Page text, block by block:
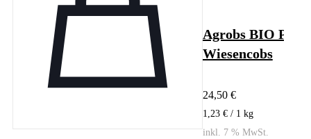
Agrobs BIO Pre
Wiesencobs
24,50 €
1,23 € / 1 kg
inkl. 7 % MwSt.